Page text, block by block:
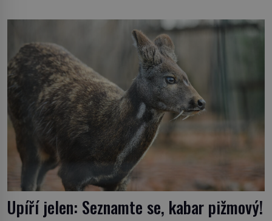
plán dokončit. Pod termínem aqua regia se skrývá
směs s názvem lučavka královská. Svůj přídomek nemá
pro nic za nic, […]
Upíří jelen: Seznamte se, kabar pižmový!